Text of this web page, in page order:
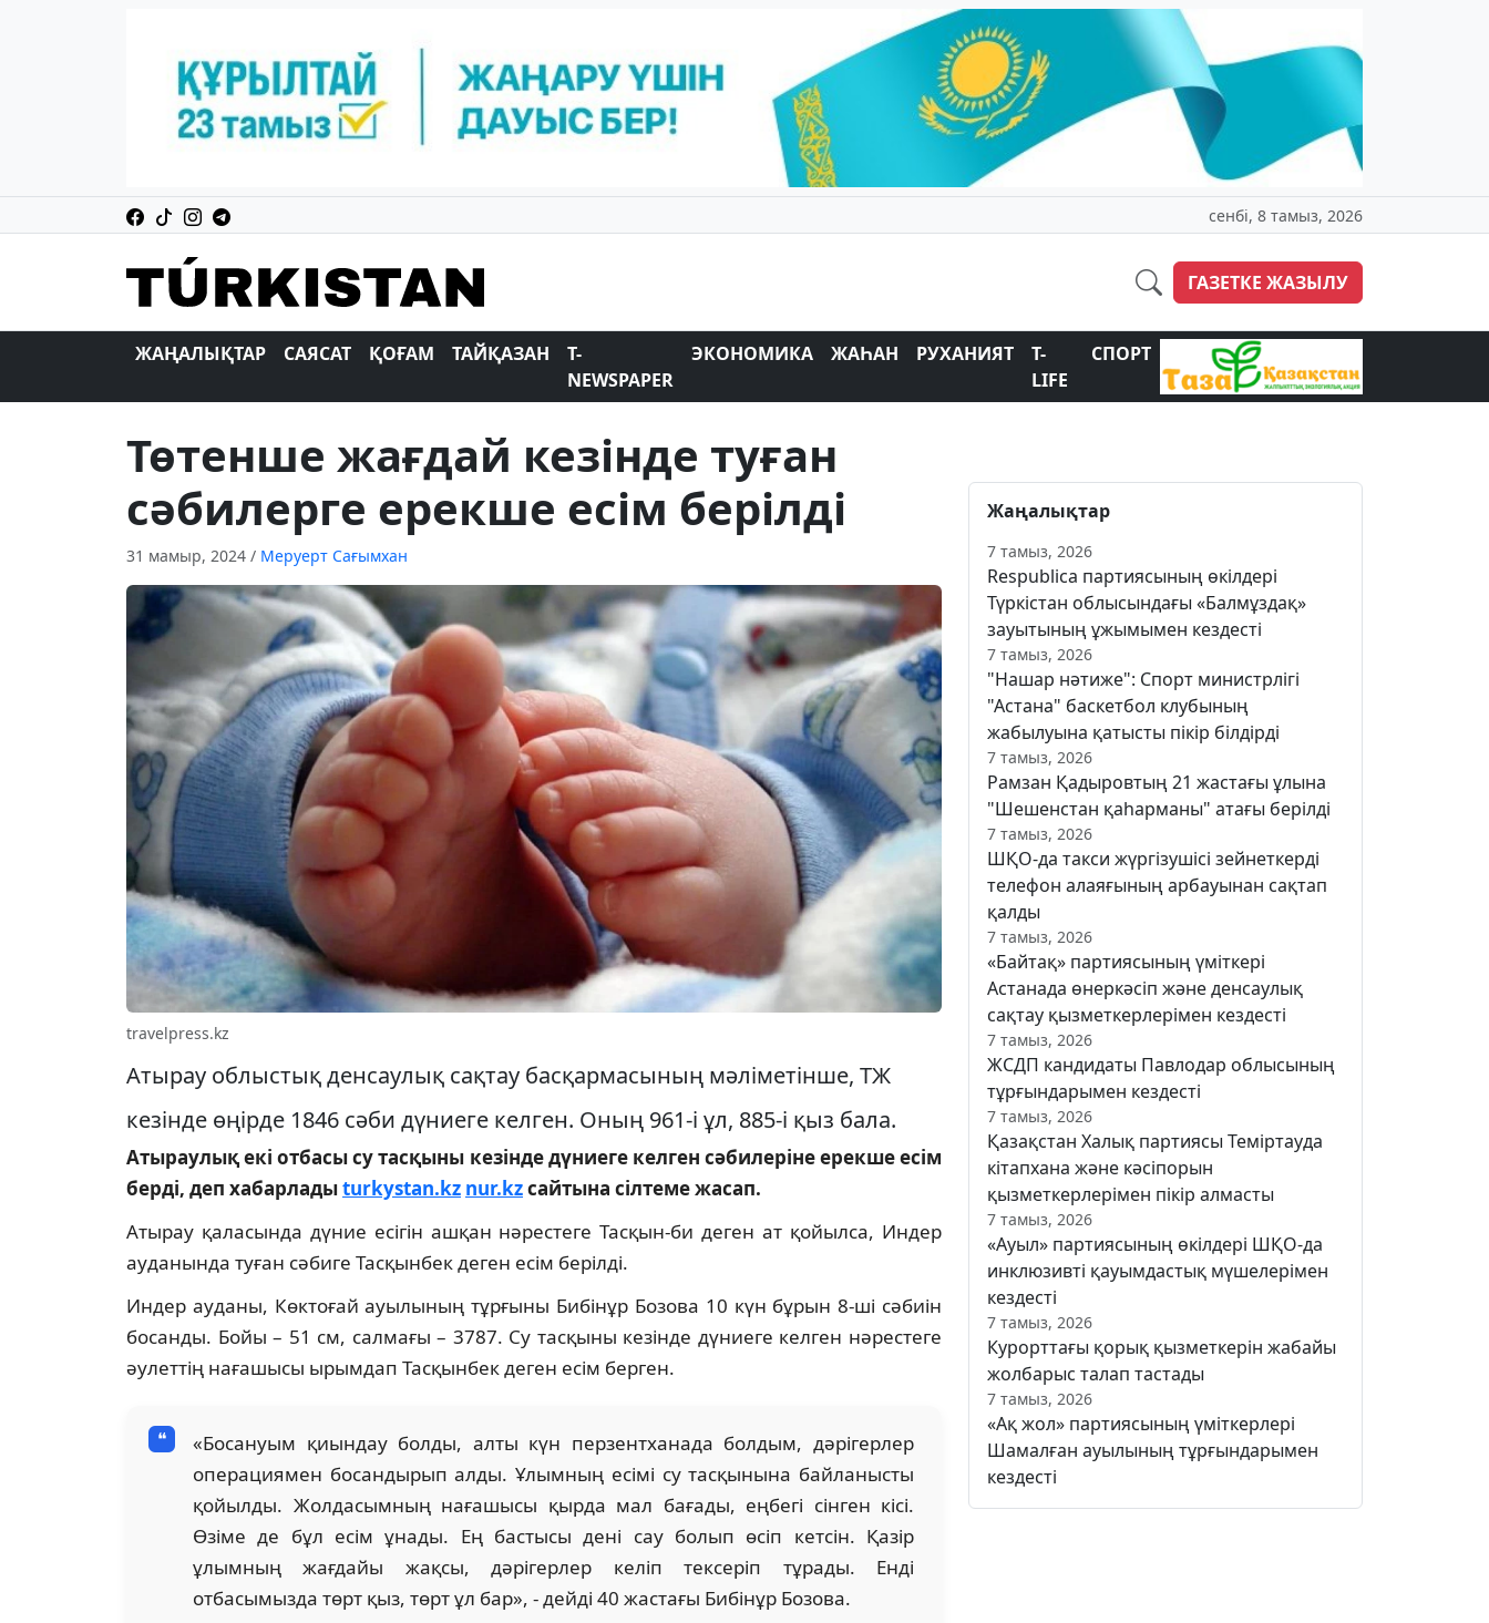
сенбі, 8 тамыз, 2026
ГАЗЕТКЕ ЖАЗЫЛУ
ЖАҢАЛЫҚТАР САЯСАТ ҚОҒАМ ТАЙҚАЗАН
T-
NEWSPAPER
ЭКОНОМИКА ЖАҺАН РУХАНИЯТ
T-
LIFE
СПОРТ
Төтенше жағдай кезінде туған
сәбилерге ерекше есім берілді
31 мамыр, 2024 / Меруерт Сағымхан
travelpress.kz
Атырау облыстық денсаулық сақтау басқармасының мәліметінше, ТЖ
кезінде өңірде 1846 сәби дүниеге келген. Оның 961-і ұл, 885-і қыз бала.
Атыраулық екі отбасы су тасқыны кезінде дүниеге келген сәбилеріне ерекше есім
берді, деп хабарладыturkystan.kz nur.kzсайтына сілтеме жасап.
Атырау қаласында дүние есігін ашқан нәрестеге Тасқын-би деген ат қойылса, Индер
ауданында туған сәбиге Тасқынбек деген есім берілді.
Индер ауданы, Көктоғай ауылының тұрғыны Бибінұр Бозова 10 күн бұрын 8-ші сәбиін
босанды. Бойы – 51 см, салмағы – 3787. Су тасқыны кезінде дүниеге келген нәрестеге
әулеттің нағашысы ырымдап Тасқынбек деген есім берген.
«Босануым қиындау болды, алты күн перзентханада болдым, дәрігерлер
операциямен босандырып алды. Ұлымның есімі су тасқынына байланысты
қойылды. Жолдасымның нағашысы қырда мал бағады, еңбегі сінген кісі.
Өзіме де бұл есім ұнады. Ең бастысы дені сау болып өсіп кетсін. Қазір
ұлымның жағдайы жақсы, дәрігерлер келіп тексеріп тұрады. Енді
отбасымызда төрт қыз, төрт ұл бар», - дейді 40 жастағы Бибінұр Бозова.
Жаңалықтар
7 тамыз, 2026
Respublica партиясының өкілдері
Түркістан облысындағы «Балмұздақ»
зауытының ұжымымен кездесті
7 тамыз, 2026
"Нашар нәтиже": Спорт министрлігі
"Астана" баскетбол клубының
жабылуына қатысты пікір білдірді
7 тамыз, 2026
Рамзан Қадыровтың 21 жастағы ұлына
"Шешенстан қаһарманы" атағы берілді
7 тамыз, 2026
ШҚО-да такси жүргізушісі зейнеткерді
телефон алаяғының арбауынан сақтап
қалды
7 тамыз, 2026
«Байтақ» партиясының үміткері
Астанада өнеркәсіп және денсаулық
сақтау қызметкерлерімен кездесті
7 тамыз, 2026
ЖСДП кандидаты Павлодар облысының
тұрғындарымен кездесті
7 тамыз, 2026
Қазақстан Халық партиясы Теміртауда
кітапхана және кәсіпорын
қызметкерлерімен пікір алмасты
7 тамыз, 2026
«Ауыл» партиясының өкілдері ШҚО-да
инклюзивті қауымдастық мүшелерімен
кездесті
7 тамыз, 2026
Курорттағы қорық қызметкерін жабайы
жолбарыс талап тастады
7 тамыз, 2026
«Ақ жол» партиясының үміткерлері
Шамалған ауылының тұрғындарымен
кездесті